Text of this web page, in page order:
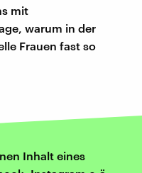
mit
warum in der
Frauen fast so
Inhalt eines